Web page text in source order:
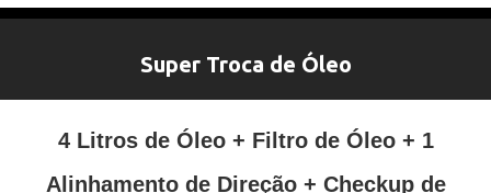
Super Troca de Óleo
4 Litros de Óleo + Filtro de Óleo + 1
Alinhamento de Direção + Checkup de